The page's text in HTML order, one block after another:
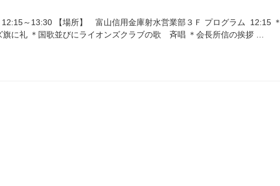
～13:30 【場所】 富山信用金庫射水営業部３Ｆ プログラム 12:15 ＊
旗に礼 ＊国歌並びにライオンズクラブの歌 斉唱 ＊会長所信の挨拶 …